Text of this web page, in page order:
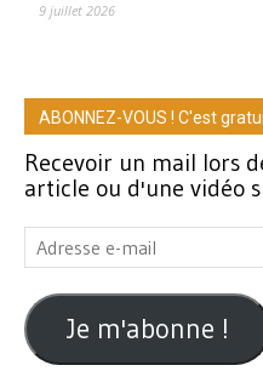
9 juillet 2026
ABONNEZ-VOUS ! C'est
Recevoir un mail lors
article ou d'une vidéo
Adresse
e-
mail
Je m'abonne !